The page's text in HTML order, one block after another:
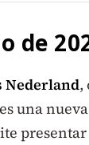
de
Nederland,
una